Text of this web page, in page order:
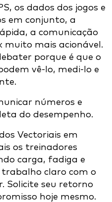
os dados dos jogos e
em conjunto, a
a comunicação
muito mais acionável.
porque é que o
vê-lo, medi-lo e
números e
do desempenho.
Vectoriais em
os treinadores
carga, fadiga e
claro com o
Solicite seu retorno
hoje mesmo.